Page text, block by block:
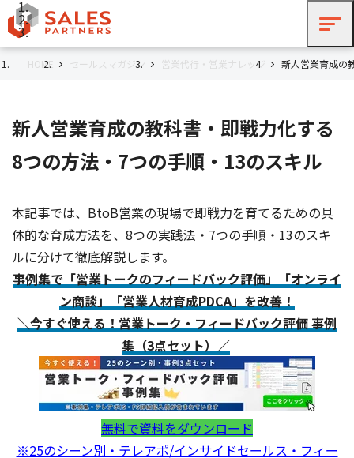
HOME セールスマガジン 営業代行・営業ナレッジ 新人営業育成の
新人営業育成の教科書・即戦力化する
8つの方法・7つの手順・13のスキル
本記事では、BtoB営業の現場で即戦力を育てるための具
体的な育成方法を、8つの実践法・7つの手順・13のスキ
ルに分けて徹底解説します。
事例集で「営業トークのフィードバック評価」「オンライ
ン商談」「営業人材育成PDCA」を改善！
＼今すぐ使える！営業トーク・フィードバック評価 事例
集（3点セット）／
無料で資料をダウンロード
※25のシーン別・テレアポ/インサイドセールス・フィー